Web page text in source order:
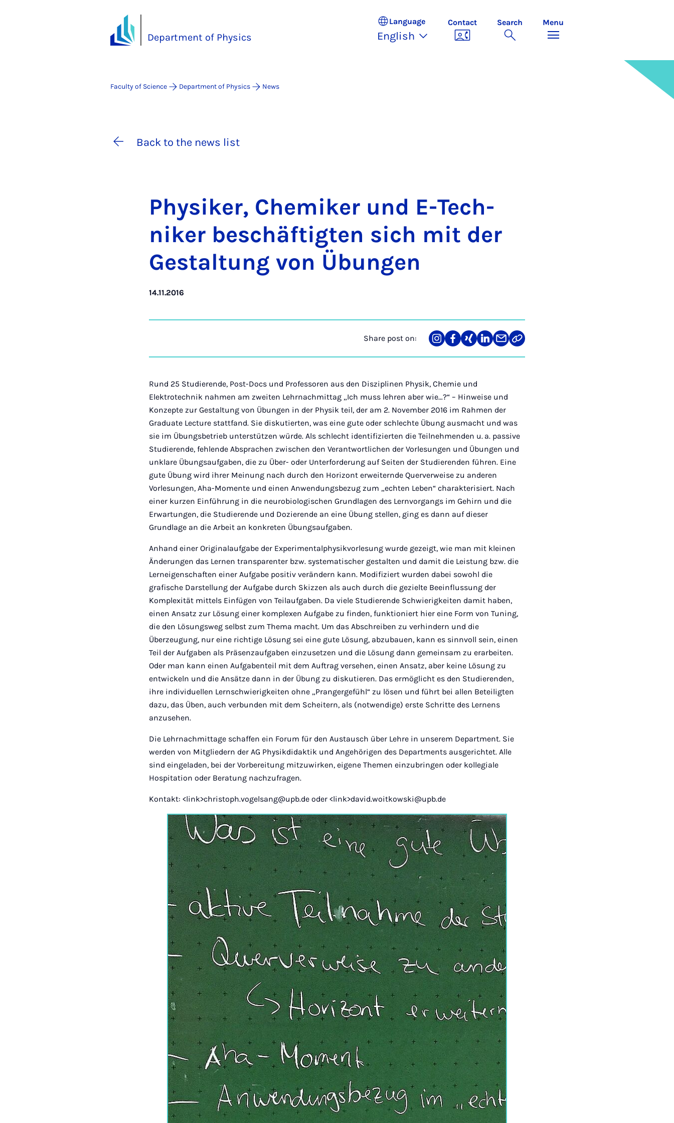
Department of Physics
Language
English
Contact Search Menu
Faculty of Science Department of Physics News
Back to the news list
Physiker, Chemiker und E-Tech­
nik­er beschäftigten sich mit der
Gestal­tung von Übun­gen
14.11.2016
Share post on:
Share
on
Teilen
auf
Teilen
auf
Teilen
auf
Teilen
über
Link
kopieren
Rund 25 Studierende, Post-Docs und Professoren aus den Disziplinen Physik, Chemie und
Elektrotechnik nahmen am zweiten Lehrnachmittag „Ich muss lehren aber wie…?“ – Hinweise und
Konzepte zur Gestaltung von Übungen in der Physik teil, der am 2. November 2016 im Rahmen der
Graduate Lecture stattfand. Sie diskutierten, was eine gute oder schlechte Übung ausmacht und was
sie im Übungsbetrieb unterstützen würde. Als schlecht identifizierten die Teilnehmenden u. a. passive
Studierende, fehlende Absprachen zwischen den Verantwortlichen der Vorlesungen und Übungen und
unklare Übungsaufgaben, die zu Über- oder Unterforderung auf Seiten der Studierenden führen. Eine
gute Übung wird ihrer Meinung nach durch den Horizont erweiternde Querverweise zu anderen
Vorlesungen, Aha-Momente und einen Anwendungsbezug zum „echten Leben“ charakterisiert. Nach
einer kurzen Einführung in die neurobiologischen Grundlagen des Lernvorgangs im Gehirn und die
Erwartungen, die Studierende und Dozierende an eine Übung stellen, ging es dann auf dieser
Grundlage an die Arbeit an konkreten Übungsaufgaben.
Anhand einer Originalaufgabe der Experimentalphysikvorlesung wurde gezeigt, wie man mit kleinen
Änderungen das Lernen transparenter bzw. systematischer gestalten und damit die Leistung bzw. die
Lerneigenschaften einer Aufgabe positiv verändern kann. Modifiziert wurden dabei sowohl die
grafische Darstellung der Aufgabe durch Skizzen als auch durch die gezielte Beeinflussung der
Komplexität mittels Einfügen von Teilaufgaben. Da viele Studierende Schwierigkeiten damit haben,
einen Ansatz zur Lösung einer komplexen Aufgabe zu finden, funktioniert hier eine Form von Tuning,
die den Lösungsweg selbst zum Thema macht. Um das Abschreiben zu verhindern und die
Überzeugung, nur eine richtige Lösung sei eine gute Lösung, abzubauen, kann es sinnvoll sein, einen
Teil der Aufgaben als Präsenzaufgaben einzusetzen und die Lösung dann gemeinsam zu erarbeiten.
Oder man kann einen Aufgabenteil mit dem Auftrag versehen, einen Ansatz, aber keine Lösung zu
entwickeln und die Ansätze dann in der Übung zu diskutieren. Das ermöglicht es den Studierenden,
ihre individuellen Lernschwierigkeiten ohne „Prangergefühl“ zu lösen und führt bei allen Beteiligten
dazu, das Üben, auch verbunden mit dem Scheitern, als (notwendige) erste Schritte des Lernens
anzusehen.
Die Lehrnachmittage schaffen ein Forum für den Austausch über Lehre in unserem Department. Sie
werden von Mitgliedern der AG Physikdidaktik und Angehörigen des Departments ausgerichtet. Alle
sind eingeladen, bei der Vorbereitung mitzuwirken, eigene Themen einzubringen oder kollegiale
Hospitation oder Beratung nachzufragen.
Kontakt: <link>christoph.vogelsang@upb.de oder <link>david.woitkowski@upb.de